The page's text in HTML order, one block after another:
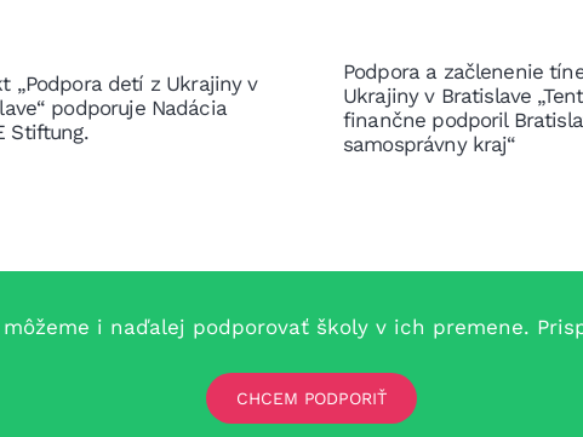
„Podpora detí z Ukrajiny v
podporuje Nadácia
Stiftung.
Podpora a začlenenie
Ukrajiny v Bratislave
finančne podporil
samosprávny kraj“
i naďalej podporovať školy v ich premene.
CHCEM PODPORIŤ